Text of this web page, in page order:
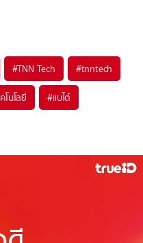
#TNN Tech #tnntech
โนโลยี #แบไต๋